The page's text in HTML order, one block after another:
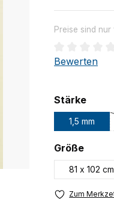
Preise sind
Bewerten
Stärke
1,5 mm
Größe
81 x 102 cm
Zum